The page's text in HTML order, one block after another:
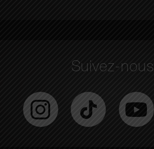
Suivez-nous